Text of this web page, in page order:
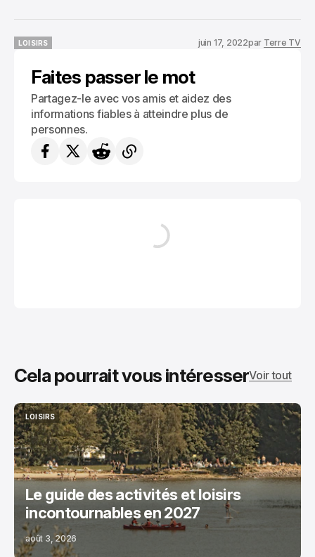
LOISIRS
juin 17, 2022par Terre TV
Faites passer le mot
Partagez-le avec vos amis et aidez des
informations fiables à atteindre plus de
personnes.
Cela pourrait vous intéresserVoir tout
LOISIRS
LOISIRS
Le guide des activités et loisirs
incontournables en 2027
août 3, 2026